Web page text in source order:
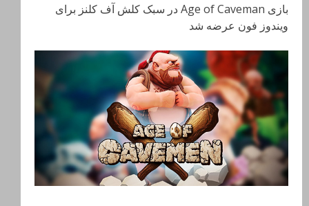
بازی Age of Caveman در سبک کلش آف کلنز برای
ویندوز فون عرضه شد